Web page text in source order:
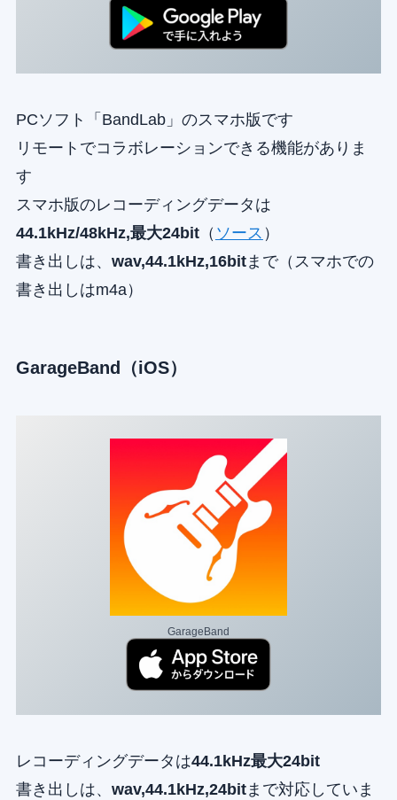
PCソフト「BandLab」のスマホ版です
リモートでコラボレーションできる機能がありま
す
スマホ版のレコーディングデータは
44.1kHz/48kHz,最大24bit（ ソース ）
書き出しは、 wav,44.1kHz,16bitまで（スマホでの
書き出しはm4a）
GarageBand（iOS）
GarageBand
レコーディングデータは44.1kHz最大24bit
書き出しは、 wav,44.1kHz,24bitまで対応していま